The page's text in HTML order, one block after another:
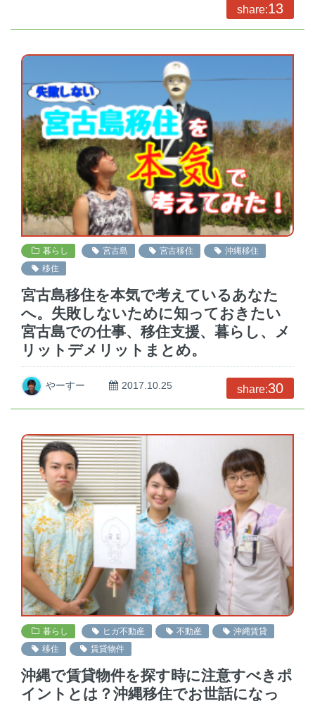
share:13
暮らし 宮古島 宮古移住
沖縄移住
移住
宮古島移住を本気で考えているあなた
へ。失敗しないために知っておきたい
宮古島での仕事、移住支援、暮らし、メ
リットデメリットまとめ。
やーすー 2017.10.25 share:30
暮らし ヒガ不動産 不動産
沖縄賃貸
移住
賃貸物件
沖縄で賃貸物件を探す時に注意すべきポ
イントとは？沖縄移住でお世話になっ